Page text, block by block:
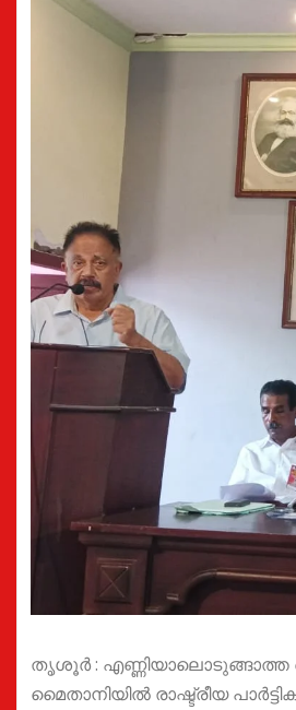
തൃശൂർ : എണ്ണിയാലൊടുങ്ങാത്ത
മൈതാനിയിൽ രാഷ്ട്രീയ